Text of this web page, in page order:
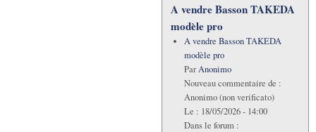
A vendre Basson TAKEDA
modèle pro
A vendre Basson TAKEDA
modèle pro
ParAnonimo
Nouveau commentaire de :
Anonimo (non verificato)
Le : 18/05/2026 - 14:00
Dans le forum :